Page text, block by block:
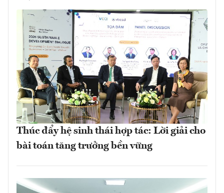
Thúc đẩy hệ sinh thái hợp tác: Lời giải cho
bài toán tăng trưởng bền vững